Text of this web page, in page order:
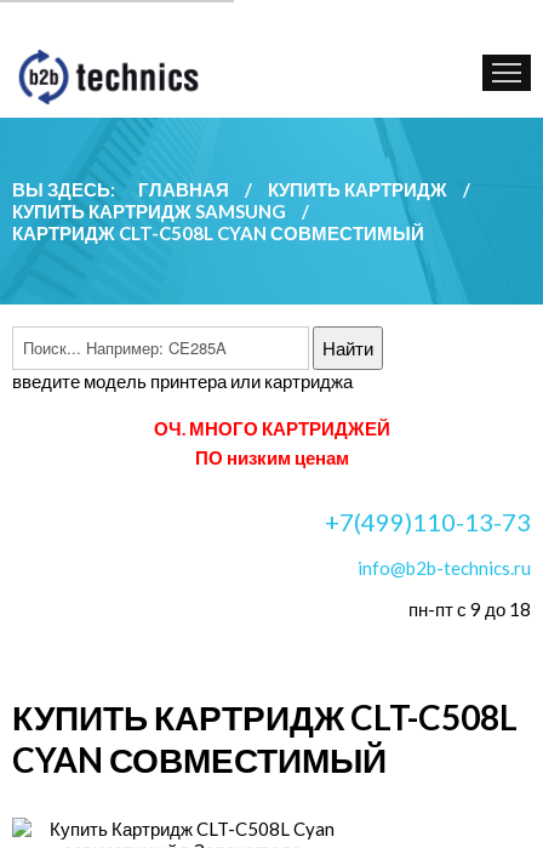
КУПИТЬ КАРТРИДЖ
ГОС. УЧРЕЖДЕНИЯМ
КОНТАКТЫ
ВЫ ЗДЕСЬ: ГЛАВНАЯ / КУПИТЬ КАРТРИДЖ
/
КУПИТЬ КАРТРИДЖ SAMSUNG
/
КАРТРИДЖ CLT-C508L CYAN СОВМЕСТИМЫЙ
введите модель принтера или картриджа
ОЧ. МНОГО КАРТРИДЖЕЙ
ПО низким ценам
+7(499)110-13-73
info@b2b-technics.ru
пн-пт с 9 до 18
КУПИТЬ КАРТРИДЖ CLT-C508L
CYAN СОВМЕСТИМЫЙ